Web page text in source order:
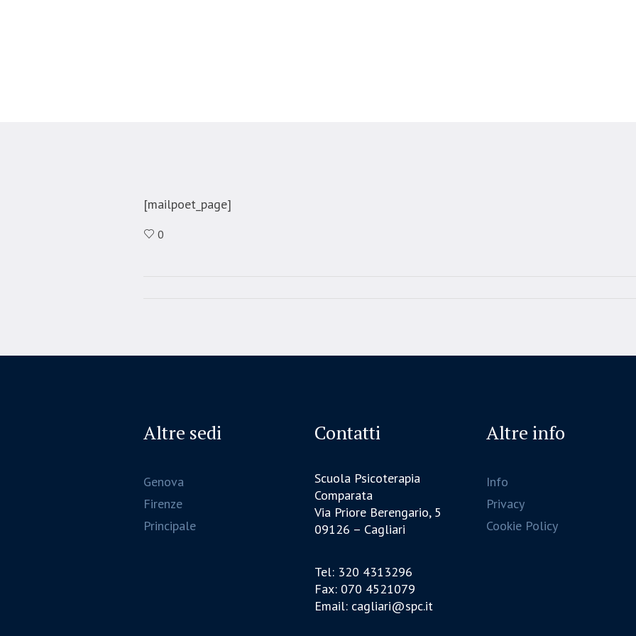
[mailpoet_page]
0
Altre sedi
Genova
Firenze
Principale
Contatti
Scuola Psicoterapia
Comparata
Via Priore Berengario, 5
09126 – Cagliari
Tel: 320 4313296
Fax: 070 4521079
Email: cagliari@spc.it
Altre info
Info
Privacy
Cookie Policy